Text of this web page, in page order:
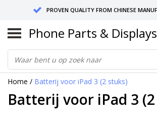
PROVEN QUALITY FROM CHINESE
SEND RETURNS TO GERMANY OR
10 DAY SHIPPING
Phone Parts & Displays
Home / Batterij voor iPad 3 (2 stuks)
Batterij voor iPad 3